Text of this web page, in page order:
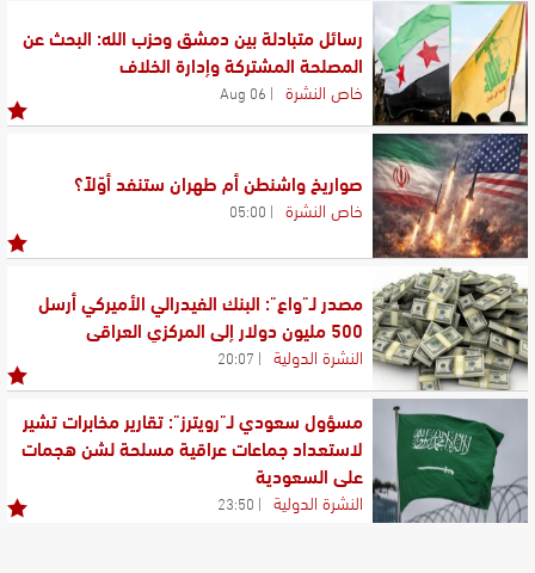
رسائل متبادلة بين دمشق وحزب الله: البحث عن
المصلحة المشتركة وإدارة الخلاف
خاص النشرة 06 Aug
صواريخ واشنطن أم طهران ستنفد أوّلاً؟
خاص النشرة 05:00
مصدر لـ"واع": البنك الفيدرالي الأميركي أرسل
500 مليون دولار إلى المركزي العراقي
النشرة الدولية 20:07
مسؤول سعودي لـ"رويترز": تقارير مخابرات تشير
لاستعداد جماعات عراقية مسلحة لشن هجمات
على السعودية
النشرة الدولية 23:50